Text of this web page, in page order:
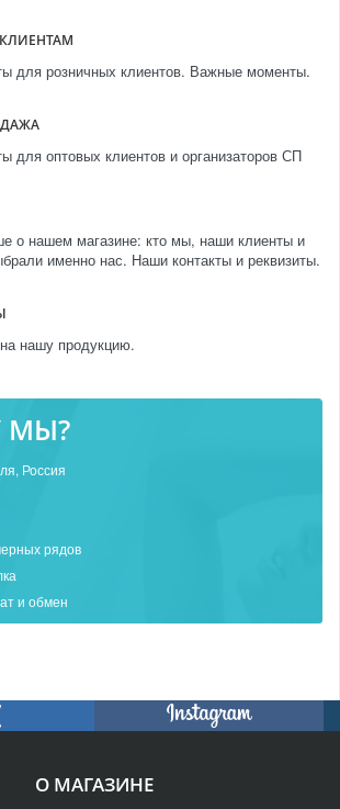
для розничных клиентов. Важные моменты.
для оптовых клиентов и организаторов СП
о нашем магазине: кто мы, наши клиенты и
именно нас. Наши контакты и реквизиты.
нашу продукцию.
МЫ?
Россия
рядов
и обмен
О МАГАЗИНЕ